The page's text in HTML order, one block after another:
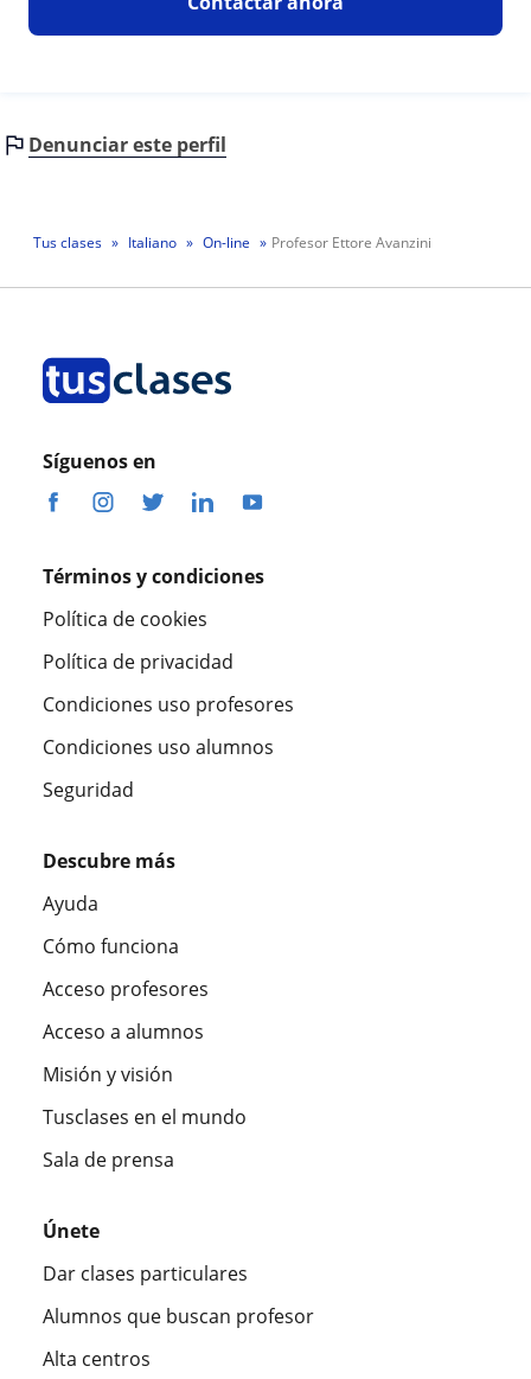
Denunciar este perfil
Tus clases Italiano On-line Profesor Ettore Avanzini
Síguenos en
Términos y condiciones
Política de cookies
Política de privacidad
Condiciones uso profesores
Condiciones uso alumnos
Seguridad
Descubre más
Ayuda
Cómo funciona
Acceso profesores
Acceso a alumnos
Misión y visión
Tusclases en el mundo
Sala de prensa
Únete
Dar clases particulares
Alumnos que buscan profesor
Alta centros